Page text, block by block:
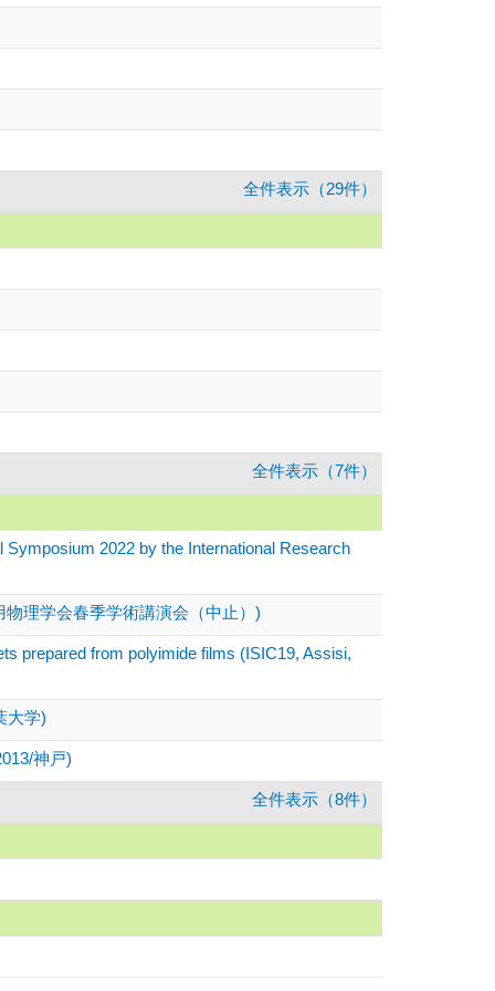
全件表示（29件）
全件表示（7件）
2022 by the International Research
理学会春季学術講演会（中止）)
prepared from polyimide films (ISIC19, Assisi,
大学)
神戸)
全件表示（8件）